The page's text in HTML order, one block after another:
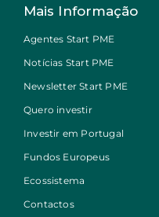
Mais Informação
Agentes Start PME
Notícias Start PME
Newsletter Start PME
Quero investir
Investir em Portugal
Fundos Europeus
Ecossistema
Contactos